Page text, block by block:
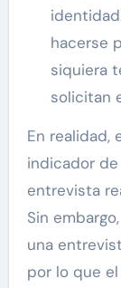
hacerse
siquiera
solicitan
En realidad,
indicador
entrevista
Sin
una
por lo que